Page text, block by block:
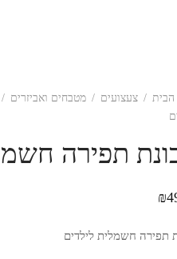
הבית / צעצועים / מטבחים ואביזרים /
תפירה
₪
תפירה חשמלית לילדים